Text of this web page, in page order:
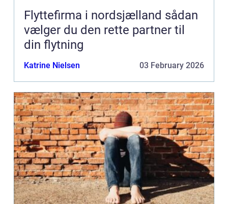
Flyttefirma i nordsjælland sådan
vælger du den rette partner til
din flytning
Katrine Nielsen 03 February 2026